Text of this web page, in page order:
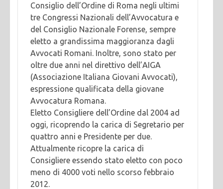
Consiglio dell’Ordine di Roma negli ultimi
tre Congressi Nazionali dell’Avvocatura e
del Consiglio Nazionale Forense, sempre
eletto a grandissima maggioranza dagli
Avvocati Romani. Inoltre, sono stato per
oltre due anni nel direttivo dell’AIGA
(Associazione Italiana Giovani Avvocati),
espressione qualificata della giovane
Avvocatura Romana.
Eletto Consigliere dell’Ordine dal 2004 ad
oggi, ricoprendo la carica di Segretario per
quattro anni e Presidente per due.
Attualmente ricopre la carica di
Consigliere essendo stato eletto con poco
meno di 4000 voti nello scorso febbraio
2012.